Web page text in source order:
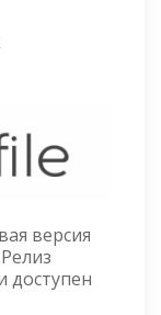
версия
доступен